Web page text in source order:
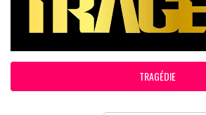
TRAGÉDIE